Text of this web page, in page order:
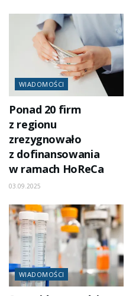
WIADOMOŚCI
Ponad 20 firm
z regionu
zrezygnowało
z dofinansowania
w ramach HoReCa
03.09.2025
WIADOMOŚCI